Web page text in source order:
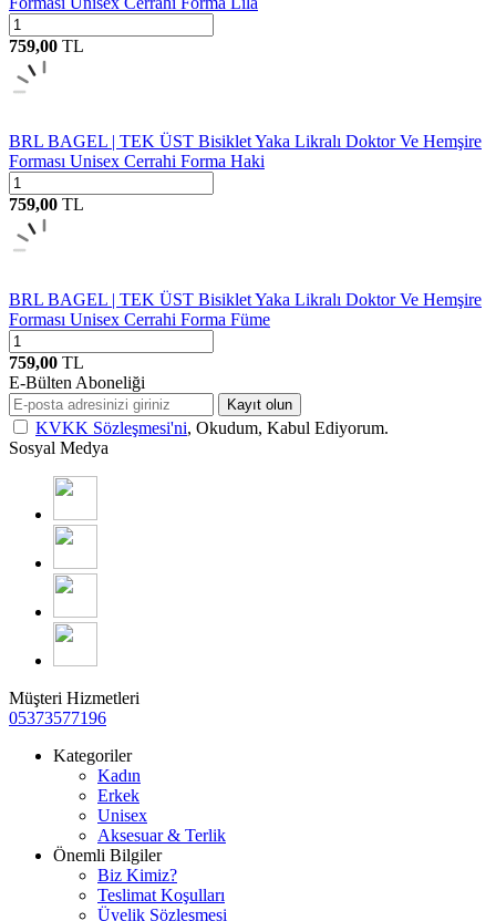
759,00 TL
BRL BAGEL | TEK ÜST Bisiklet Yaka Likralı Doktor Ve Hemşire
Forması Unisex Cerrahi Forma Haki
759,00 TL
BRL BAGEL | TEK ÜST Bisiklet Yaka Likralı Doktor Ve Hemşire
Forması Unisex Cerrahi Forma Füme
759,00 TL
E-Bülten Aboneliği
Kayıt olun
KVKK Sözleşmesi'ni, Okudum, Kabul Ediyorum.
Sosyal Medya
Müşteri Hizmetleri
05373577196
Kategoriler
Kadın
Erkek
Unisex
Aksesuar & Terlik
Önemli Bilgiler
Biz Kimiz?
Teslimat Koşulları
Üyelik Sözleşmesi